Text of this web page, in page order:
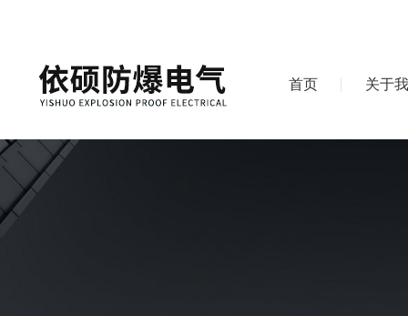
首页 关于